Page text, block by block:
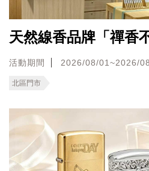
天然線香品牌「禪香
活動期間 2026/08/01~2026/
北區門市